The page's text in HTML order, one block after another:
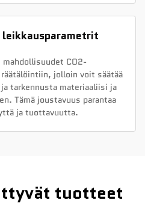
mahdollisuudet CO2-
jolloin voit säätää
tarkennusta materiaaliisi ja
Tämä joustavuus parantaa
ja tuottavuutta.
tuotteet